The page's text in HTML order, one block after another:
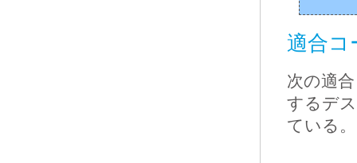
適合コ
次の適
するデ
ている。